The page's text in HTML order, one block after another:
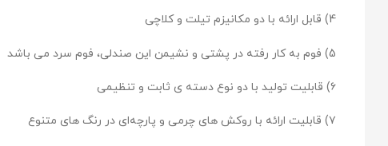
4) قابل ارائه با دو مکانیزم تیلت و کلاچی
5) فوم به کار رفته در پشتی و نشیمن این صندلی، فوم سرد می باشد
۶) قابلیت تولید با دو نوع دسته ی ثابت و تنظیمی
۷) قابلیت ارائه با روکش های چرمی و پارچه‌ای در رنگ های متنوع